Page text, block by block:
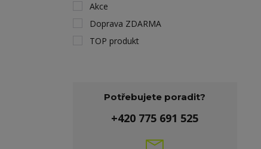
Akce
Doprava ZDARMA
TOP produkt
Potřebujete poradit?
+420 775 691 525